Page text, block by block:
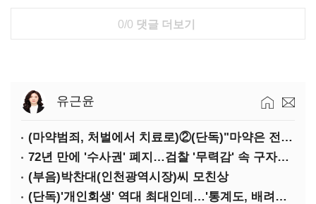
0/0 댓글 더보기
유근윤
(마약범죄, 처벌에서 치료로)②(단독)"마약은 전염병…여성 맞춤형 재활과정 개발 중"
72년 만에 '수사권' 폐지…검찰 '무력감' 속 구자현 사의
(부음)박찬대(인천광역시장)씨 모친상
(단독)'개인회생' 역대 최대인데…'통계도, 배려도' 없는 사법부